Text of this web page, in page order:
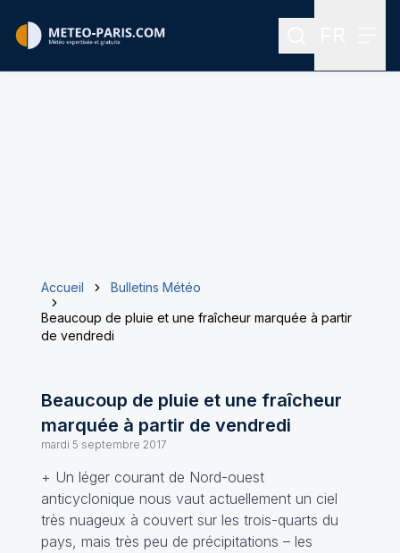
Rechercher
Accueil
Bulletins Météo
Beaucoup de pluie et une fraîcheur marquée à partir
de vendredi
Beaucoup de pluie et une fraîcheur
marquée à partir de vendredi
mardi 5 septembre 2017
+ Un léger courant de Nord-ouest
anticyclonique nous vaut actuellement un ciel
très nuageux à couvert sur les trois-quarts du
pays, mais très peu de précipitations – les